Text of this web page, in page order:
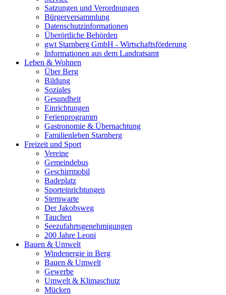
Satzungen und Verordnungen
Bürgerversammlung
Datenschutzinformationen
Überörtliche Behörden
gwt Starnberg GmbH - Wirtschaftsförderung
Informationen aus dem Landratsamt
Leben & Wohnen
Über Berg
Bildung
Soziales
Gesundheit
Einrichtungen
Ferienprogramm
Gastronomie & Übernachtung
Familienleben Starnberg
Freizeit und Sport
Vereine
Gemeindebus
Geschirrmobil
Badeplatz
Sporteinrichtungen
Sternwarte
Der Jakobsweg
Tauchen
Seezufahrtsgenehmigungen
200 Jahre Leoni
Bauen & Umwelt
Windenergie in Berg
Bauen & Umwelt
Gewerbe
Umwelt & Klimaschutz
Mücken